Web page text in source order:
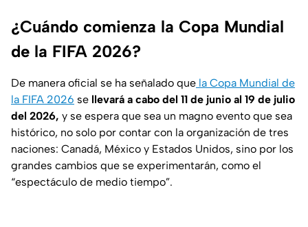
¿Cuándo comienza la Copa Mundial
de la FIFA 2026?
De manera oficial se ha señalado que la Copa Mundial de
la FIFA 2026 se llevará a cabo del 11 de junio al 19 de julio
del 2026, y se espera que sea un magno evento que sea
histórico, no solo por contar con la organización de tres
naciones: Canadá, México y Estados Unidos, sino por los
grandes cambios que se experimentarán, como el
“espectáculo de medio tiempo”.